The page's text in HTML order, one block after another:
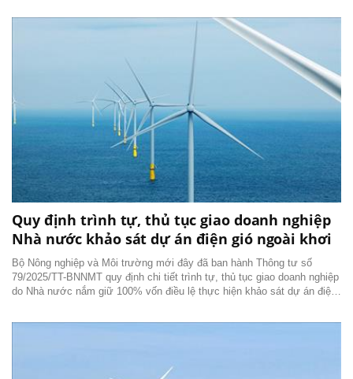
Quy định trình tự, thủ tục giao doanh nghiệp
Nhà nước khảo sát dự án điện gió ngoài khơi
Bộ Nông nghiệp và Môi trường mới đây đã ban hành Thông tư số
79/2025/TT-BNNMT quy định chi tiết trình tự, thủ tục giao doanh nghiệp
do Nhà nước nắm giữ 100% vốn điều lệ thực hiện khảo sát dự án điện